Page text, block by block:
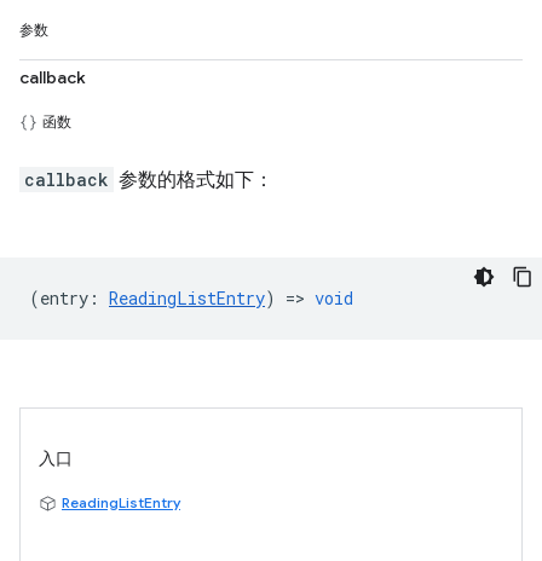
参数
callback
函数
callback 参数的格式如下：
(entry : ReadingListEntry) => void
入口
ReadingListEntry